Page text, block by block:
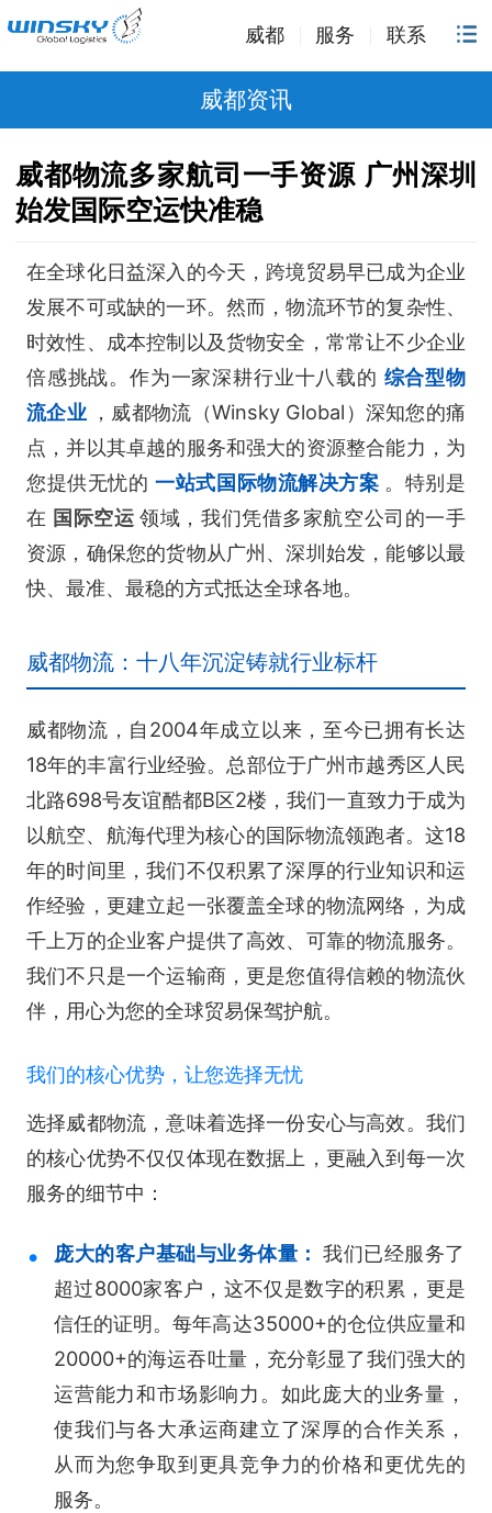
威都 服务 联系
威都资讯
威都物流多家航司一手资源 广州深圳
始发国际空运快准稳
在全球化日益深入的今天，跨境贸易早已成为企业
发展不可或缺的一环。然而，物流环节的复杂性、
时效性、成本控制以及货物安全，常常让不少企业
倍感挑战。作为一家深耕行业十八载的 综合型物
流企业 ，威都物流（Winsky Global）深知您的痛
点，并以其卓越的服务和强大的资源整合能力，为
您提供无忧的一站式国际物流解决方案 。特别是
在 国际空运 领域，我们凭借多家航空公司的一手
资源，确保您的货物从广州、深圳始发，能够以最
快、最准、最稳的方式抵达全球各地。
威都物流：十八年沉淀铸就行业标杆
威都物流，自2004年成立以来，至今已拥有长达
18年的丰富行业经验。总部位于广州市越秀区人民
北路698号友谊酷都B区2楼，我们一直致力于成为
以航空、航海代理为核心的国际物流领跑者。这18
年的时间里，我们不仅积累了深厚的行业知识和运
作经验，更建立起一张覆盖全球的物流网络，为成
千上万的企业客户提供了高效、可靠的物流服务。
我们不只是一个运输商，更是您值得信赖的物流伙
伴，用心为您的全球贸易保驾护航。
我们的核心优势，让您选择无忧
选择威都物流，意味着选择一份安心与高效。我们
的核心优势不仅仅体现在数据上，更融入到每一次
服务的细节中：
庞大的客户基础与业务体量：我们已经服务了
超过8000家客户，这不仅是数字的积累，更是
信任的证明。每年高达35000+的仓位供应量和
20000+的海运吞吐量，充分彰显了我们强大的
运营能力和市场影响力。如此庞大的业务量，
使我们与各大承运商建立了深厚的合作关系，
从而为您争取到更具竞争力的价格和更优先的
服务。